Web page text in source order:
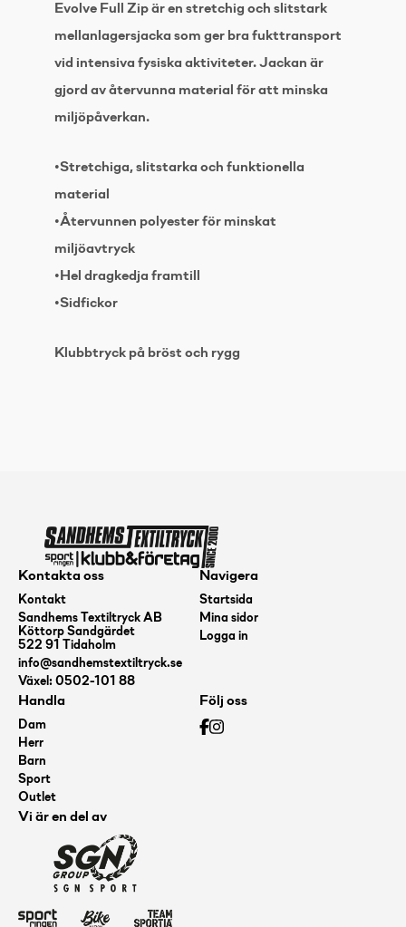
Evolve Full Zip är en stretchig och slitstark
mellanlagersjacka som ger bra fukttransport
vid intensiva fysiska aktiviteter. Jackan är
gjord av återvunna material för att minska
miljöpåverkan.
•Stretchiga, slitstarka och funktionella
material
•Återvunnen polyester för minskat
miljöavtryck
•Hel dragkedja framtill
•Sidfickor
Klubbtryck på bröst och rygg
Kontakta oss
Kontakt
Sandhems Textiltryck AB
Köttorp Sandgärdet
522 91 Tidaholm
info@sandhemstextiltryck.se
Växel: 0502-101 88
Navigera
Startsida
Mina sidor
Logga in
Handla
Dam
Herr
Barn
Sport
Outlet
Följ oss
Vi är en del av